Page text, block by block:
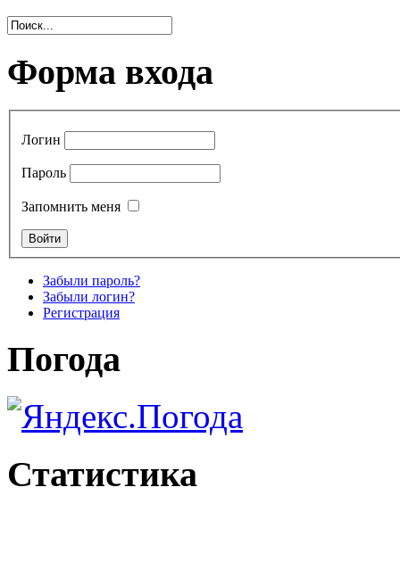
Форма входа
Логин
Пароль
Запомнить меня
Забыли пароль?
Забыли логин?
Регистрация
Погода
Статистика